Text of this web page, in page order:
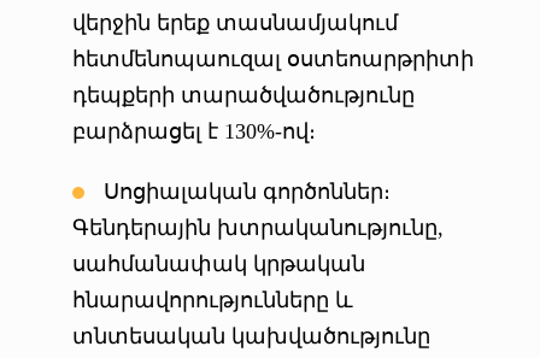
վերջին երեք տասնամյակում
հետմենոպաուզալ օստեոարթրիտի
դեպքերի տարածվածությունը
բարձրացել է 130%-ով։
Սոցիալական գործոններ։
Գենդերային խտրականությունը,
սահմանափակ կրթական
հնարավորությունները և
տնտեսական կախվածությունը